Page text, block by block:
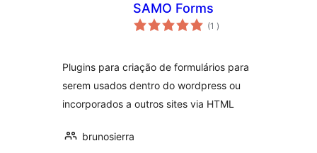
SAMO Forms
(1 classificações
)
Plugins para criação de formulários para
serem usados dentro do wordpress ou
incorporados a outros sites via HTML
brunosierra